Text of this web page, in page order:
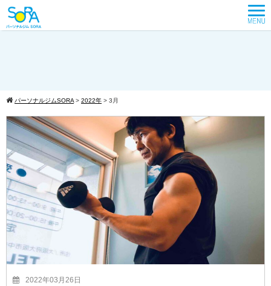
パーソナルジムSORA > 2022年 > 3月
2022年03月26日